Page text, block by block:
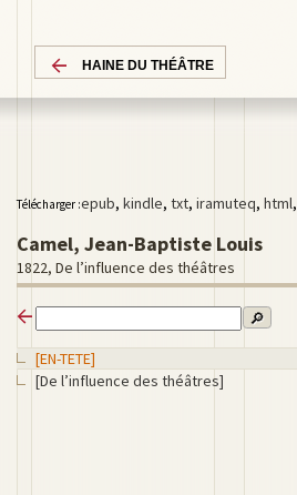
HAINE DU THÉÂTRE
Télécharger :epub, kindle, txt, iramuteq, html,
Camel, Jean-Baptiste Louis
1822, De l’influence des théâtres
🔎
[EN-TETE]
[De l’influence des théâtres]